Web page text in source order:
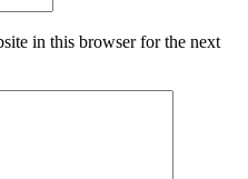
in this browser for the next